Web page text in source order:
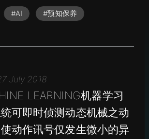
#AI #预知保养
July 2018
LEARNING机器学习
可即时侦测动态机械之动
动作讯号仅发生微小的异